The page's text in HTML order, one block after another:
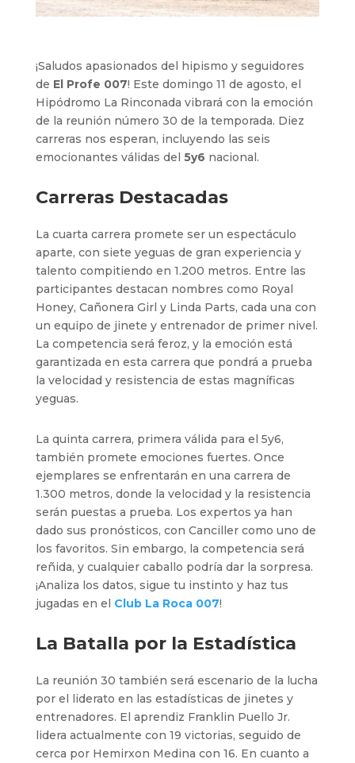
¡Saludos apasionados del hipismo y seguidores
de El Profe 007! Este domingo 11 de agosto, el
Hipódromo La Rinconada vibrará con la emoción
de la reunión número 30 de la temporada. Diez
carreras nos esperan, incluyendo las seis
emocionantes válidas del 5y6 nacional.
Carreras Destacadas
La cuarta carrera promete ser un espectáculo
aparte, con siete yeguas de gran experiencia y
talento compitiendo en 1.200 metros. Entre las
participantes destacan nombres como Royal
Honey, Cañonera Girl y Linda Parts, cada una con
un equipo de jinete y entrenador de primer nivel.
La competencia será feroz, y la emoción está
garantizada en esta carrera que pondrá a prueba
la velocidad y resistencia de estas magníficas
yeguas.
La quinta carrera, primera válida para el 5y6,
también promete emociones fuertes. Once
ejemplares se enfrentarán en una carrera de
1.300 metros, donde la velocidad y la resistencia
serán puestas a prueba. Los expertos ya han
dado sus pronósticos, con Canciller como uno de
los favoritos. Sin embargo, la competencia será
reñida, y cualquier caballo podría dar la sorpresa.
¡Analiza los datos, sigue tu instinto y haz tus
jugadas en el Club La Roca 007!
La Batalla por la Estadística
La reunión 30 también será escenario de la lucha
por el liderato en las estadísticas de jinetes y
entrenadores. El aprendiz Franklin Puello Jr.
lidera actualmente con 19 victorias, seguido de
cerca por Hemirxon Medina con 16. En cuanto a